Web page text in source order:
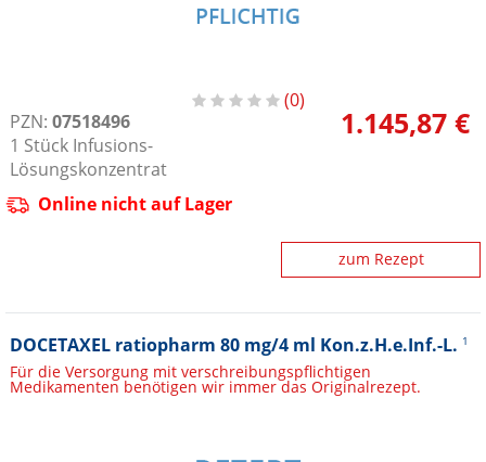
0
PZN: 07518496
1 Stück Infusions-
Lösungskonzentrat
1.145,87 €
Online nicht auf Lager
zum Rezept
DOCETAXEL ratiopharm 80 mg/4 ml Kon.z.H.e.Inf.-L. 1
Für die Versorgung mit verschreibungspflichtigen
Medikamenten benötigen wir immer das Originalrezept.